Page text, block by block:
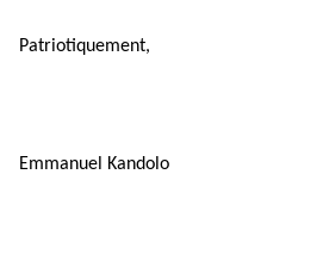
Patriotiquement,
Emmanuel Kandolo